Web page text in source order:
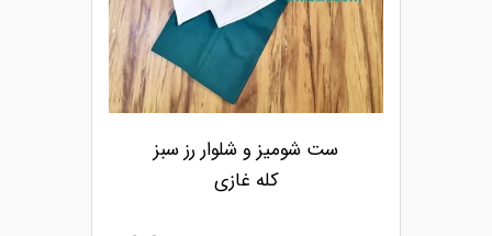
ست شومیز و شلوار رز سبز
کله غازی